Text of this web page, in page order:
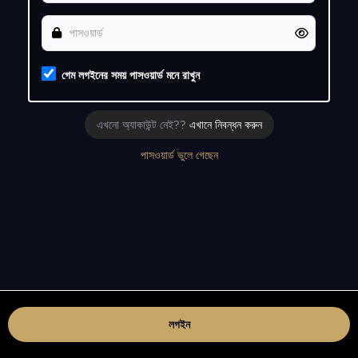
গেম লগইনের সময় পাসওয়ার্ড মনে রাখুন
লগইন
এখনো অ্যাকাউন্ট নেই?? এখানে নিবন্ধন করুন
পাসওয়ার্ড ভুলে গেছেন